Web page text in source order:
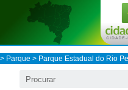
> Parque > Parque Estadual do Rio